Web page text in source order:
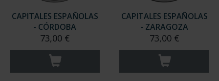
CAPITALES ESPAÑOLAS
- CÓRDOBA
73,00 €
CAPITALES ESPAÑOLAS
- ZARAGOZA
73,00 €